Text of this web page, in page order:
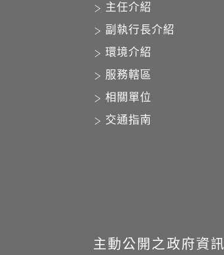
主任介紹
副執行長介紹
環境介紹
服務轄區
相關單位
交通指南
主動公開之政府資訊